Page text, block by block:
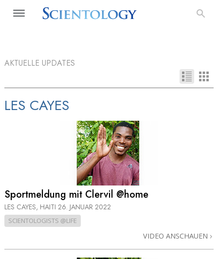
AKTUELLE UPDATES
LES CAYES
Sportmeldung mit Clervil @home
LES CAYES, HAITI 26. JANUAR 2022
SCIENTOLOGISTS @LIFE
VIDEO ANSCHAUEN